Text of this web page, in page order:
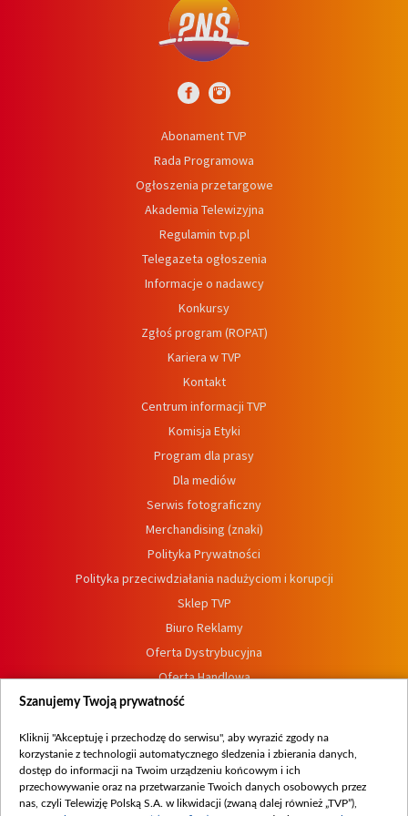
Abonament TVP
Rada Programowa
Ogłoszenia przetargowe
Akademia Telewizyjna
Regulamin tvp.pl
Telegazeta ogłoszenia
Informacje o nadawcy
Konkursy
Zgłoś program (ROPAT)
Kariera w TVP
Kontakt
Centrum informacji TVP
Komisja Etyki
Program dla prasy
Dla mediów
Serwis fotograficzny
Merchandising (znaki)
Polityka Prywatności
Polityka przeciwdziałania nadużyciom i korupcji
Sklep TVP
Biuro Reklamy
Oferta Dystrybucyjna
Oferta Handlowa
Dostępność
Procedura zgłoszeń wewnętrznych
Szanujemy Twoją prywatność
Kliknij "Akceptuję i przechodzę do serwisu", aby wyrazić zgody na
korzystanie z technologii automatycznego śledzenia i zbierania danych,
dostęp do informacji na Twoim urządzeniu końcowym i ich
przechowywanie oraz na przetwarzanie Twoich danych osobowych przez
nas, czyli Telewizję Polską S.A. w likwidacji (zwaną dalej również „TVP”),